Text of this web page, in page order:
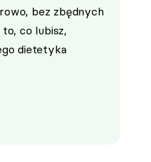
bez zbędnych
co lubisz,
dietetyka